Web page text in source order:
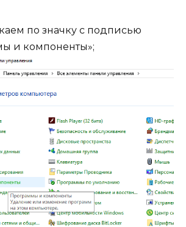
по значку с подписью
и компоненты»;